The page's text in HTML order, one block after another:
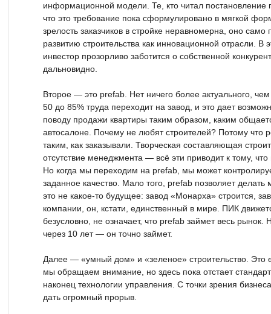
информационной модели. Те, кто читал постановление
что это требование пока сформулировано в мягкой
зрелость заказчиков в стройке неравномерна, оно само
развитию строительства как инновационной отрасли. В
инвестор прозорливо заботится о собственной
дальновидно.
Второе — это prefab. Нет ничего более актуального,
50 до 85% труда переходит на завод, и это дает
поводу продажи квартиры таким образом, каким
автосалоне. Почему не любят строителей? Потому что
таким, как заказывали. Творческая составляющая
отсутствие менеджмента — всё эти приводит к тому, что
Но когда мы переходим на prefab, мы может
заданное качество. Мало того, prefab позволяет
это не какое-то будущее: завод «Монарха» строится,
компании, он, кстати, единственный в мире. ПИК
безусловно, не означает, что prefab займет весь
через 10 лет — он точно займет.
Далее — «умный дом» и «зеленое» строительство. Это
мы обращаем внимание, но здесь пока отстает
наконец технологии управления. С точки зрения
дать огромный прорыв.